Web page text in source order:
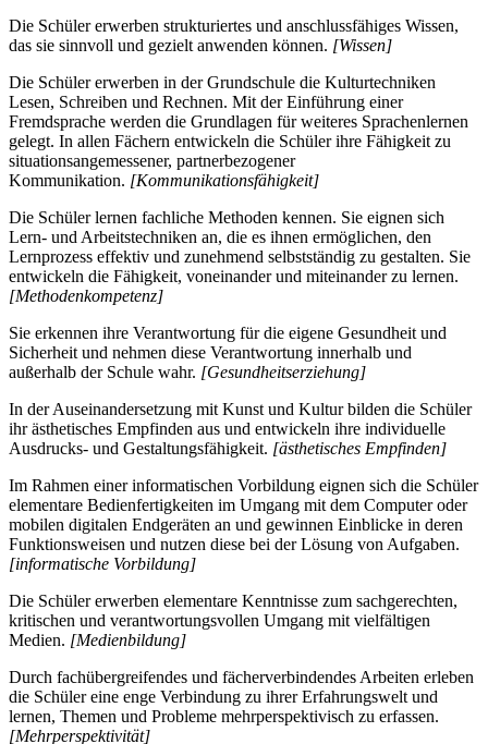
Die Schüler erwerben strukturiertes und anschlussfähiges Wissen,
das sie sinnvoll und gezielt anwenden können. [Wissen]
Die Schüler erwerben in der Grundschule die Kulturtechniken
Lesen, Schreiben und Rechnen. Mit der Einführung einer
Fremdsprache werden die Grundlagen für weiteres Sprachenlernen
gelegt. In allen Fächern entwickeln die Schüler ihre Fähigkeit zu
situationsangemessener, partnerbezogener
Kommunikation. [Kommunikationsfähigkeit]
Die Schüler lernen fachliche Methoden kennen. Sie eignen sich
Lern- und Arbeitstechniken an, die es ihnen ermöglichen, den
Lernprozess effektiv und zunehmend selbstständig zu gestalten. Sie
entwickeln die Fähigkeit, voneinander und miteinander zu lernen.
[Methodenkompetenz]
Sie erkennen ihre Verantwortung für die eigene Gesundheit und
Sicherheit und nehmen diese Verantwortung innerhalb und
außerhalb der Schule wahr. [Gesundheitserziehung]
In der Auseinandersetzung mit Kunst und Kultur bilden die Schüler
ihr ästhetisches Empfinden aus und entwickeln ihre individuelle
Ausdrucks- und Gestaltungsfähigkeit. [ästhetisches Empfinden]
Im Rahmen einer informatischen Vorbildung eignen sich die Schüler
elementare Bedienfertigkeiten im Umgang mit dem Computer oder
mobilen digitalen Endgeräten an und gewinnen Einblicke in deren
Funktionsweisen und nutzen diese bei der Lösung von Aufgaben.
[informatische Vorbildung]
Die Schüler erwerben elementare Kenntnisse zum sachgerechten,
kritischen und verantwortungsvollen Umgang mit vielfältigen
Medien. [Medienbildung]
Durch fachübergreifendes und fächerverbindendes Arbeiten erleben
die Schüler eine enge Verbindung zu ihrer Erfahrungswelt und
lernen, Themen und Probleme mehrperspektivisch zu erfassen.
[Mehrperspektivität]